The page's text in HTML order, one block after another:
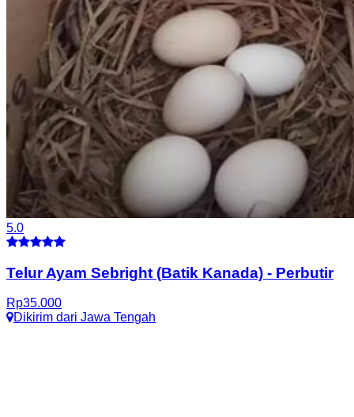
5.0
Telur Ayam Sebright (Batik Kanada) - Perbutir
Rp35.000
Dikirim dari Jawa Tengah